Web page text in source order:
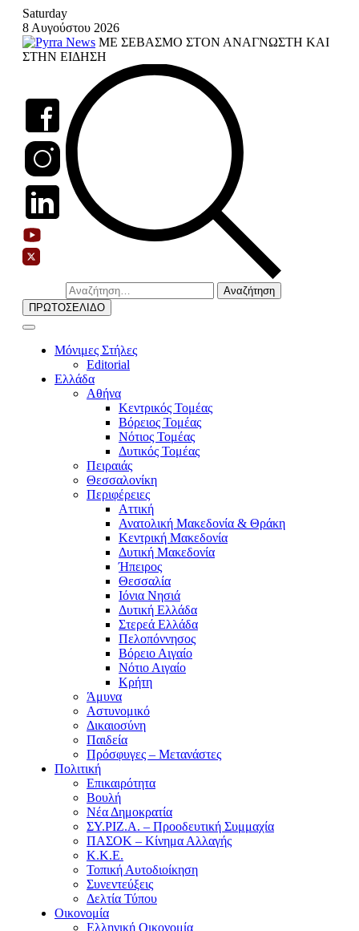
Skip
content
Saturday
8 Αυγούστου 2026
ΜΕ ΣΕΒΑΣΜΟ ΣΤΟΝ ΑΝΑΓΝΩΣΤΗ ΚΑΙ
ΣΤΗΝ ΕΙΔΗΣΗ
Αναζήτηση
για:
ΠΡΩΤΟΣΕΛΙΔΟ
Μόνιμες Στήλες
Editorial
Ελλάδα
Αθήνα
Κεντρικός Τομέας
Βόρειος Τομέας
Νότιος Τομέας
Δυτικός Τομέας
Πειραιάς
Θεσσαλονίκη
Περιφέρειες
Αττική
Ανατολική Μακεδονία & Θράκη
Κεντρική Μακεδονία
Δυτική Μακεδονία
Ήπειρος
Θεσσαλία
Ιόνια Νησιά
Δυτική Ελλάδα
Στερεά Ελλάδα
Πελοπόννησος
Βόρειο Αιγαίο
Νότιο Αιγαίο
Κρήτη
Άμυνα
Αστυνομικό
Δικαιοσύνη
Παιδεία
Πρόσφυγες – Μετανάστες
Πολιτική
Επικαιρότητα
Βουλή
Νέα Δημοκρατία
ΣΥ.ΡΙΖ.Α. – Προοδευτική Συμμαχία
ΠΑΣΟΚ – Κίνημα Αλλαγής
Κ.Κ.Ε.
Τοπική Αυτοδιοίκηση
Συνεντεύξεις
Δελτία Τύπου
Οικονομία
Ελληνική Οικονομία